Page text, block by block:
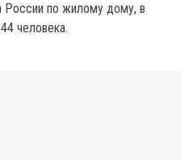
России по жилому дому, в
человека.